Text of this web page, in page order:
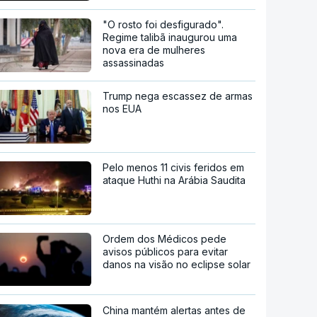
"O rosto foi desfigurado".
Regime talibã inaugurou uma
nova era de mulheres
assassinadas
Trump nega escassez de armas
nos EUA
Pelo menos 11 civis feridos em
ataque Huthi na Arábia Saudita
Ordem dos Médicos pede
avisos públicos para evitar
danos na visão no eclipse solar
China mantém alertas antes de